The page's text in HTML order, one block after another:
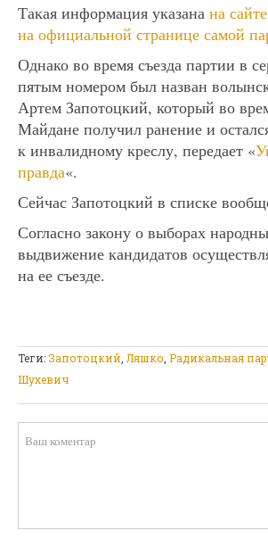
Такая информация указана на
на официальной странице самой
Однако во время съезда партии в
пятым номером был назван
Артем Запотоцкий, который во
Майдане получил ранение и
к инвалидному креслу, передает «
правда«.
Сейчас Запотоцкий в списке
Согласно закону о выборах
выдвижение кандидатов
на ее съезде.
Теги:Запотоцкий Ляшко Радикальная
Шухевич